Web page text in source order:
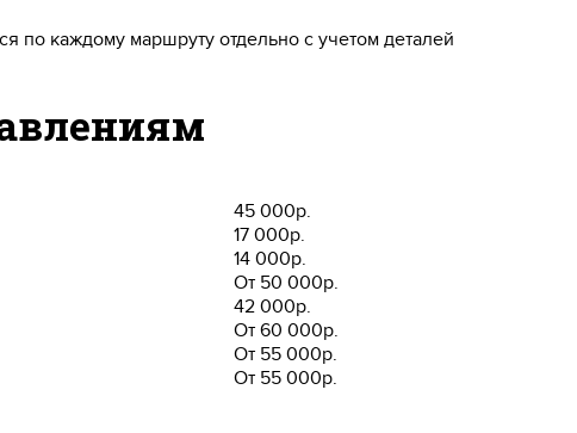
по каждому маршруту отдельно с учетом деталей
45 000р.
17 000р.
14 000р.
От 50 000р.
42 000р.
От 60 000р.
От 55 000р.
От 55 000р.